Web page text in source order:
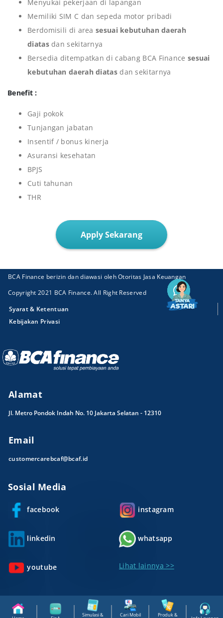
Simulasi & Cari Mobil Produk &
Menyukai pekerjaan di lapangan
Memiliki SIM C dan sepeda motor pribadi
Berdomisili di area sesuai kebutuhan daerah
diatasdan sekitarnya
Bersedia ditempatkan di cabang BCA Finance sesuai
kebutuhan daerah diatas dan sekitarnya
Benefit :
Gaji pokok
Tunjangan jabatan
Insentif / bonus kinerja
Asuransi kesehatan
BPJS
Cuti tahunan
THR
Apply Sekarang
BCA Finance berizin dan diawasi oleh Otoritas Jasa Keuangan
Copyright 2021 BCA Finance. All Right Reserved
Syarat & Ketentuan
Kebijakan Privasi
Alamat
Jl. Metro Pondok Indah No. 10 Jakarta Selatan - 12310
Email
customercarebcaf@bcaf.id
Sosial Media
facebook instagram
linkedin whatsapp
youtube Lihat lainnya >>